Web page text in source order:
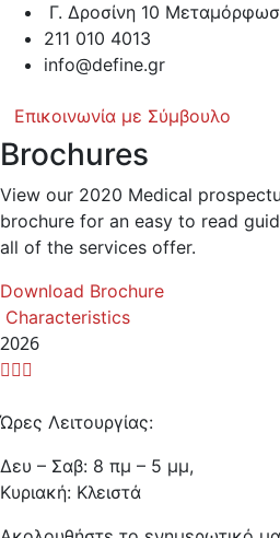
Γ. Δροσίνη 10
211 010 4013
info@define.gr
Επικοινωνία με Σύμβουλο
Brochures
View our 2020 Medical
brochure for an easy to read
all of the services offer.
Download Brochure
Characteristics
2026
Ώρες Λειτουργίας:
Δευ – Σαβ: 8 πμ – 5 μμ,
Κυριακή: Κλειστά